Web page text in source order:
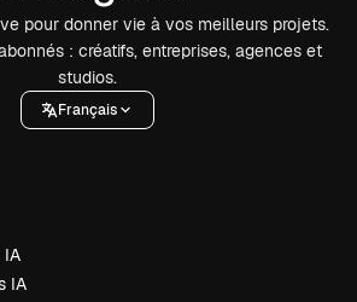
pour donner vie à vos meilleurs projets.
: créatifs, entreprises, agences et
studios.
Français
IA
IA